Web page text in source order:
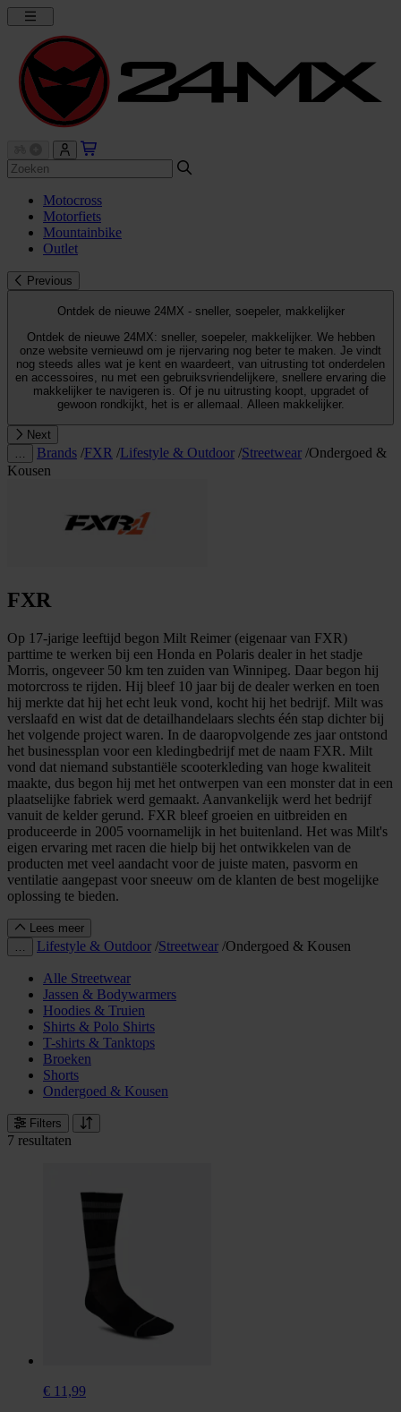
Motocross
Motorfiets
Mountainbike
Outlet
Previous
Ontdek de nieuwe 24MX - sneller, soepeler, makkelijker
Ontdek de nieuwe 24MX: sneller, soepeler, makkelijker. We hebben
onze website vernieuwd om je rijervaring nog beter te maken. Je vindt
nog steeds alles wat je kent en waardeert, van uitrusting tot onderdelen
en accessoires, nu met een gebruiksvriendelijkere, snellere ervaring die
makkelijker te navigeren is. Of je nu uitrusting koopt, upgradet of
gewoon rondkijkt, het is er allemaal. Alleen makkelijker.
Next
Brands /FXR /Lifestyle & Outdoor /Streetwear /Ondergoed &
Kousen
FXR
Op 17-jarige leeftijd begon Milt Reimer (eigenaar van FXR)
parttime te werken bij een Honda en Polaris dealer in het stadje
Morris, ongeveer 50 km ten zuiden van Winnipeg. Daar begon hij
motorcross te rijden. Hij bleef 10 jaar bij de dealer werken en toen
hij merkte dat hij het echt leuk vond, kocht hij het bedrijf. Milt was
verslaafd en wist dat de detailhandelaars slechts één stap dichter bij
het volgende project waren. In de daaropvolgende zes jaar ontstond
het businessplan voor een kledingbedrijf met de naam FXR. Milt
vond dat niemand substantiële scooterkleding van hoge kwaliteit
maakte, dus begon hij met het ontwerpen van een monster dat in een
plaatselijke fabriek werd gemaakt. Aanvankelijk werd het bedrijf
vanuit de kelder gerund. FXR bleef groeien en uitbreiden en
produceerde in 2005 voornamelijk in het buitenland. Het was Milt's
eigen ervaring met racen die hielp bij het ontwikkelen van de
producten met veel aandacht voor de juiste maten, pasvorm en
ventilatie aangepast voor sneeuw om de klanten de best mogelijke
oplossing te bieden.
Lees meer
Lifestyle & Outdoor /Streetwear /Ondergoed & Kousen
Alle Streetwear
Jassen & Bodywarmers
Hoodies & Truien
Shirts & Polo Shirts
T-shirts & Tanktops
Broeken
Shorts
Ondergoed & Kousen
Filters
7 resultaten
€ 11,99